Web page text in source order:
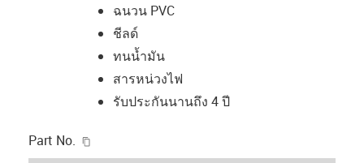
ฉนวน PVC
ชีลด์
ทนน้ำมัน
สารหน่วงไฟ
รับประกันนานถึง 4 ปี
Part No.